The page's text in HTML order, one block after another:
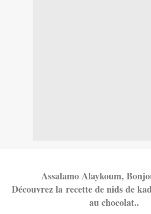
Assalamo Alaykoum,
Découvrez la recette de nids de
au chocolat..